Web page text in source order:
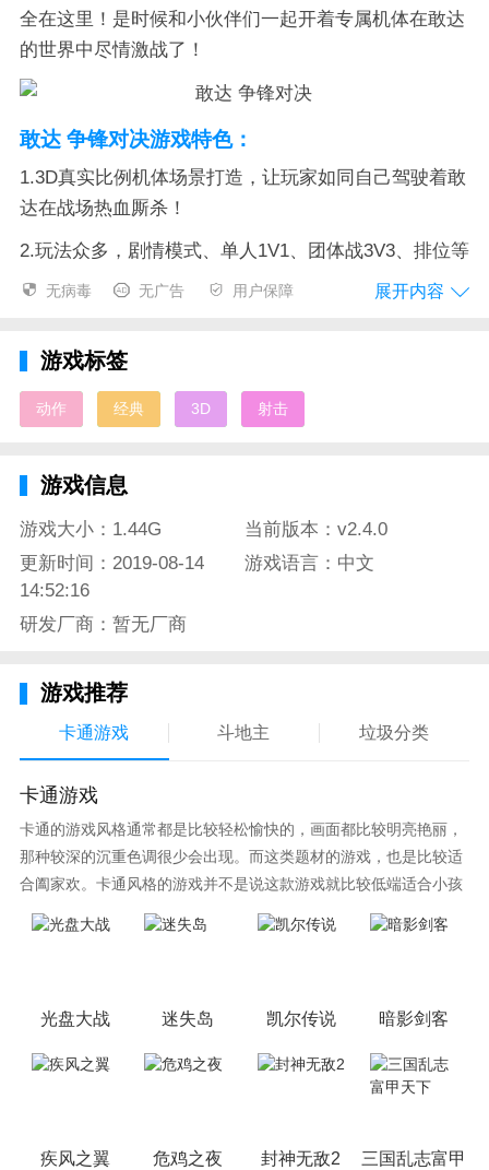
全在这里！是时候和小伙伴们一起开着专属机体在敢达
的世界中尽情激战了！
敢达 争锋对决游戏特色：
1.3D真实比例机体场景打造，让玩家如同自己驾驶着敢
达在战场热血厮杀！
2.玩法众多，剧情模式、单人1V1、团体战3V3、排位等
等玩法众多，层出不穷！
合！经典桥段比比皆是。
4.
场景、机体、影音特效光效等美术效果在力求还原原
著的基础上精益求精，超爽快的机体战斗打击感和操纵
的所有机体均来自日本超高人气动画《机动战士高达》
丝失望，优秀的打击感带给玩家不同凡响的敢达激战！
的桥段，可以说是一款优质上乘的IP大作。
无病毒 无广告 用户保障 展开内容
游戏标签
动作 经典 3D 射击
游戏信息
游戏大小：1.44G
当前版本：v2.4.0
更新时间：2019-08-14
14:52:16
游戏语言：中文
研发厂商：暂无厂商
游戏推荐
卡通游戏 斗地主 垃圾分类
卡通游戏
卡通的游戏风格通常都是比较轻松愉快的，画面都比较明亮艳丽，
那种较深的沉重色调很少会出现。而这类题材的游戏，也是比较适
合阖家欢。卡通风格的游戏并不是说这款游戏就比较低端适合小孩
子玩，因为很多游戏厂商会故意把游戏中添加进入卡通元素，这也
光盘大战 迷失岛 凯尔传说 暗影剑客
疾风之翼 危鸡之夜 封神无敌2 三国乱志富甲天